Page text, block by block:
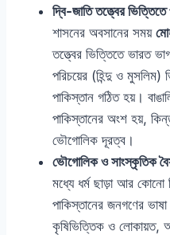
দ্বি-জাতি তত্ত্বের ভিত্তিতে
শাসনের অবসানের সময়
তত্ত্বের ভিত্তিতে ভারত
পরিচয়ের (হিন্দু ও মুসলিম)
পাকিস্তান গঠিত হয়।
পাকিস্তানের অংশ হয়,
ভৌগোলিক দূরত্ব।
ভৌগোলিক ও সাংস্কৃতিক
মধ্যে ধর্ম ছাড়া আর কোনো
পাকিস্তানের জনগণের
কৃষিভিত্তিক ও লোকায়ত,